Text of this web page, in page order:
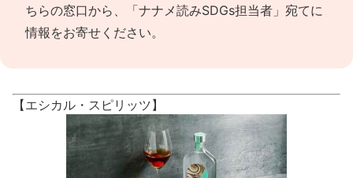
ちらの窓口から、「ナナメ読みSDGs担当者」宛てに
情報をお寄せください。
【エシカル・スピリッツ】